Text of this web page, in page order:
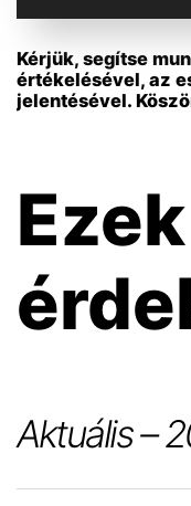
Kérjük, segítse
értékelésével, az
jelentésével.
Aktuális –